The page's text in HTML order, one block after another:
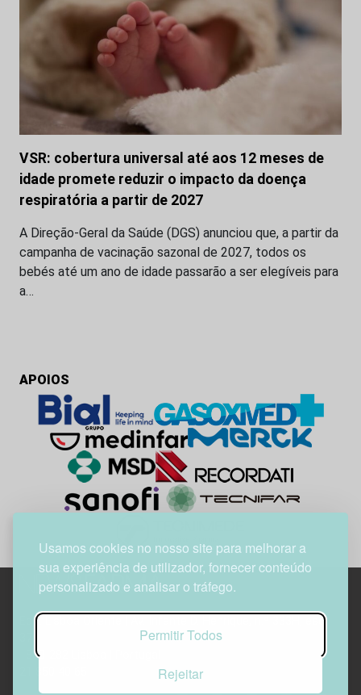
Usamos cookies no nosso site para melhorar a
sua experiência de utilizador, fornecer conteúdo
personalizado e analisar o tráfego.
Permitir Todos
Rejeitar
VSR: cobertura universal até aos 12 meses de
idade promete reduzir o impacto da doença
respiratória a partir de 2027
A Direção-Geral da Saúde (DGS) anunciou que, a partir da
campanha de vacinação sazonal de 2027, todos os
bebés até um ano de idade passarão a ser elegíveis para
a…
APOIOS
Edif. Lisboa Oriente | Av. Infante D. Henrique, n.º 333H, esc.
1800-282 Lisboa | Portugal